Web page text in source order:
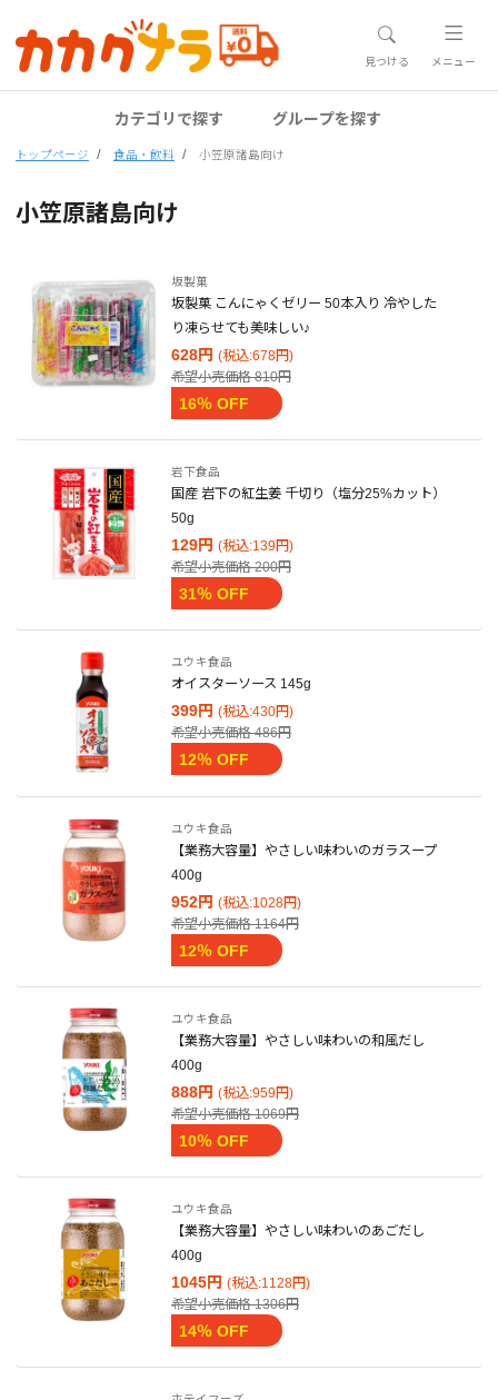
見つける メニュー
カテゴリで探す グループを探す
トップページ 食品・飲料 小笠原諸島向け
小笠原諸島向け
坂製菓
坂製菓 こんにゃくゼリー 50本入り 冷やした
り凍らせても美味しい♪
628円 (税込:678円)
希望小売価格810円
16％ OFF
岩下食品
国産 岩下の紅生姜 千切り（塩分25%カット）
50g
129円 (税込:139円)
希望小売価格200円
31％ OFF
ユウキ食品
オイスターソース 145g
399円 (税込:430円)
希望小売価格486円
12％ OFF
ユウキ食品
【業務大容量】やさしい味わいのガラスープ
400g
952円 (税込:1028円)
希望小売価格1164円
12％ OFF
ユウキ食品
【業務大容量】やさしい味わいの和風だし
400g
888円 (税込:959円)
希望小売価格1069円
10％ OFF
ユウキ食品
【業務大容量】やさしい味わいのあごだし
400g
1045円 (税込:1128円)
希望小売価格1306円
14％ OFF